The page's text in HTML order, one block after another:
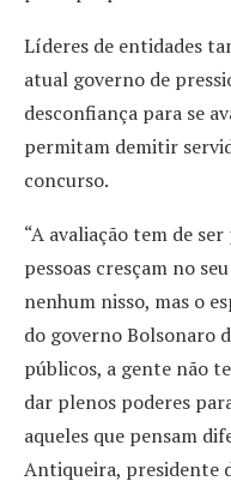
Líderes de entidades
atual governo de
desconfiança para se
permitam demitir
concurso.
“A avaliação tem de
pessoas cresçam no
nenhum nisso, mas o
do governo Bolsonaro
públicos, a gente não
dar plenos poderes
aqueles que pensam
Antiqueira, presidente